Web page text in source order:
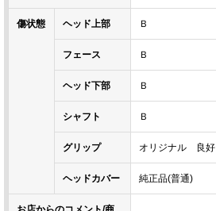
傷状態 ヘッド上部 Ｂ
フェース Ｂ
ヘッド下部 Ｂ
シャフト Ｂ
グリップ オリジナル 良好
ヘッドカバー 純正品(普通)